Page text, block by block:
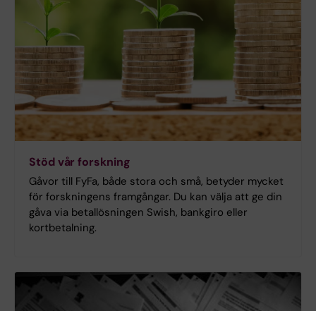
Stöd vår forskning
Gåvor till FyFa, både stora och små, betyder mycket
för forskningens framgångar. Du kan välja att ge din
gåva via betallösningen Swish, bankgiro eller
kortbetalning.